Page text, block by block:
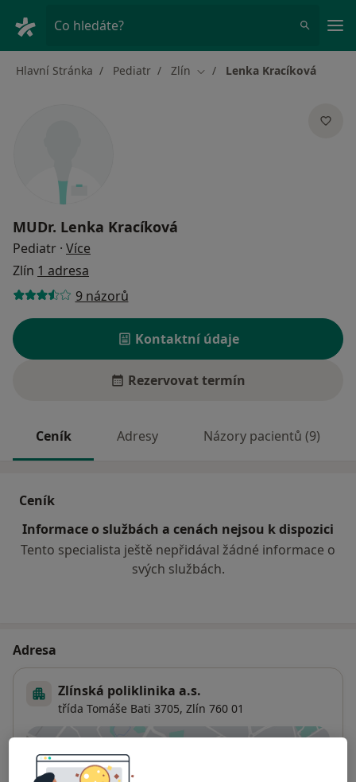
Co hledáte?
Hlavní Stránka Pediatr Zlín Změna města
Lenka Kracíková
MUDr. Lenka Kracíková
Pediatr · Více
Zlín 1 adresa
9 názorů
Kontaktní údaje
Rezervovat termín
Ceník Adresy Názory pacientů (9)
Ceník
Informace o službách a cenách nejsou k dispozici
Tento specialista ještě nepřidával žádné informace o
svých službách.
Adresa
Zlínská poliklinika a.s.
třída Tomáše Bati 3705, Zlín 760 01